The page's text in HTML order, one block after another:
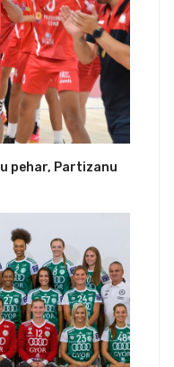
pehar, Partizanu